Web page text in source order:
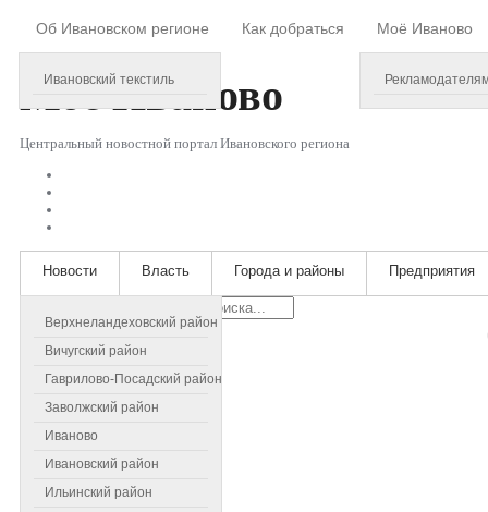
Об Ивановском регионе
Ивановский текстиль
Как добраться Моё Иваново
МоёИваново
Центральный новостной портал Ивановского региона
Новости
Верхнеландеховский район
Вичугский район
Гаврилово-Посадский район
Заволжский район
Иваново
Ивановский район
Ильинский район
Власть Города и районы Предприятия